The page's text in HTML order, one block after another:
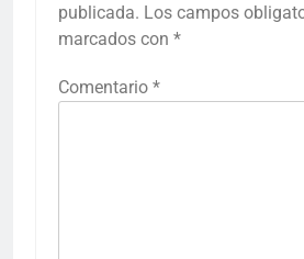
publicada. Los campos
marcados con *
Comentario *